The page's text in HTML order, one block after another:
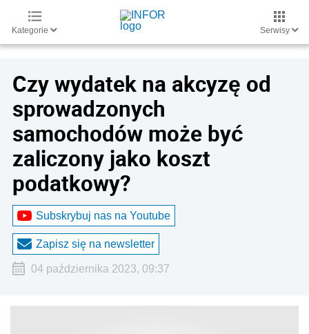
Kategorie Serwisy
Czy wydatek na akcyzę od
sprowadzonych
samochodów może być
zaliczony jako koszt
podatkowy?
Subskrybuj nas na Youtube
Zapisz się na newsletter
04 października 2023, 09:37